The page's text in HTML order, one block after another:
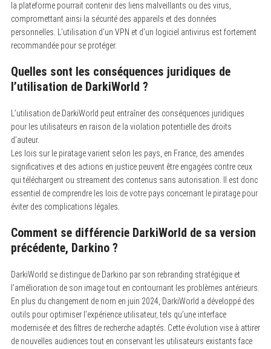
la plateforme pourrait contenir des liens malveillants ou des virus,
compromettant ainsi la sécurité des appareils et des données
personnelles. L’utilisation d’un VPN et d’un logiciel antivirus est fortement
recommandée pour se protéger.
Quelles sont les conséquences juridiques de
l’utilisation de DarkiWorld ?
L’utilisation de DarkiWorld peut entraîner des conséquences juridiques
pour les utilisateurs en raison de la violation potentielle des droits
d’auteur.
Les lois sur le piratage varient selon les pays, en France, des amendes
significatives et des actions en justice peuvent être engagées contre ceux
qui téléchargent ou streament des contenus sans autorisation. Il est donc
essentiel de comprendre les lois de votre pays concernant le piratage pour
éviter des complications légales.
Comment se différencie DarkiWorld de sa version
précédente, Darkino ?
DarkiWorld se distingue de Darkino par son rebranding stratégique et
l’amélioration de son image tout en contournant les problèmes antérieurs.
En plus du changement de nom en juin 2024, DarkiWorld a développé des
outils pour optimiser l’expérience utilisateur, tels qu’une interface
modernisée et des filtres de recherche adaptés. Cette évolution vise à attirer
de nouvelles audiences tout en conservant les utilisateurs existants face